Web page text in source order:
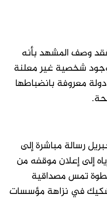
وصف المشهد بأنه
وجود شخصية غير معلنة
معروفة بانضباطها
رسالة مباشرة إلى
إلى إعلان موقفه من
تمس مصداقية
في نزاهة مؤسسات